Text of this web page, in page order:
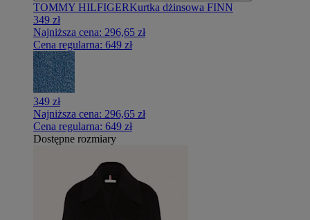
TOMMY HILFIGERKurtka dżinsowa FINN
349 zł
Najniższa cena: 296,65 zł
Cena regularna: 649 zł
349 zł
Najniższa cena: 296,65 zł
Cena regularna: 649 zł
Dostępne rozmiary